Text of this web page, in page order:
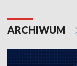
ARCHIWUM